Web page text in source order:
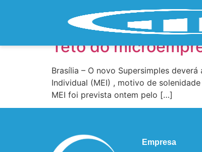
Tag:Aumento
Teto do
Brasília – O novo Supersimples
Individual (MEI) , motivo de
MEI foi prevista ontem pelo […]
Empresa